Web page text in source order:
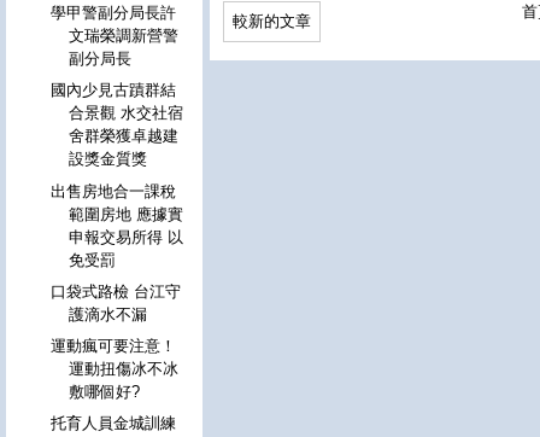
較新的文章
學甲警副分局長許
文瑞榮調新營警
副分局長
國內少見古蹟群結
合景觀 水交社宿
舍群榮獲卓越建
設獎金質獎
出售房地合一課稅
範圍房地 應據實
申報交易所得 以
免受罰
口袋式路檢 台江守
護滴水不漏
運動瘋可要注意！
運動扭傷冰不冰
敷哪個好?
托育人員金城訓練